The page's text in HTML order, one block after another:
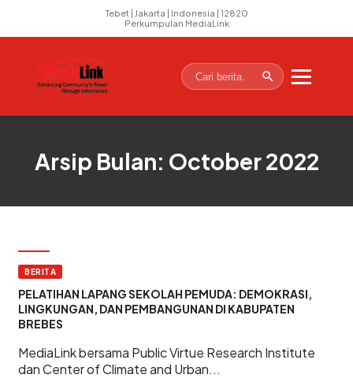
Tebet | Jakarta | Indonesia | 12820
Perkumpulan MediaLink
Arsip Bulan: October 2022
BERITA
PELATIHAN LAPANG SEKOLAH PEMUDA: DEMOKRASI,
LINGKUNGAN, DAN PEMBANGUNAN DI KABUPATEN
BREBES
MediaLink bersama Public Virtue Research Institute
dan Center of Climate and Urban...